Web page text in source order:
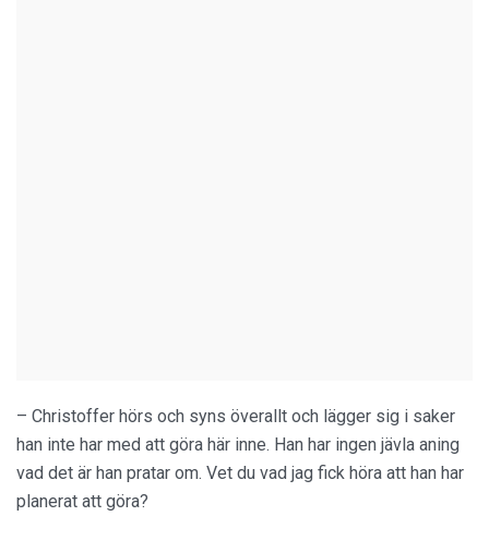
– Christoffer hörs och syns överallt och lägger sig i saker
han inte har med att göra här inne. Han har ingen jävla aning
vad det är han pratar om. Vet du vad jag fick höra att han har
planerat att göra?